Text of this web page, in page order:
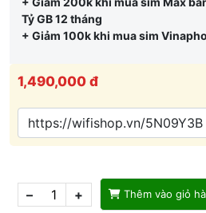
Tỷ GB 12 tháng
+ Giảm 100k khi mua sim
1,490,000 đ
– + Thêm vào giỏ